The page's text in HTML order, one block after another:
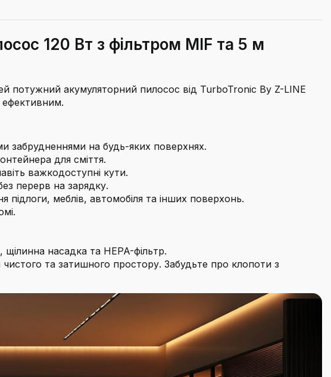
120 Вт з фільтром MIF та 5 м
потужний акумуляторний пилосос від TurboTronic By Z-LINE
ефективним.
забрудненнями на будь-яких поверхнях.
для сміття.
важкодоступні кути.
перерв на зарядку.
меблів, автомобіля та інших поверхонь.
насадка та HEPA-фільтр.
та затишного простору. Забудьте про клопоти з